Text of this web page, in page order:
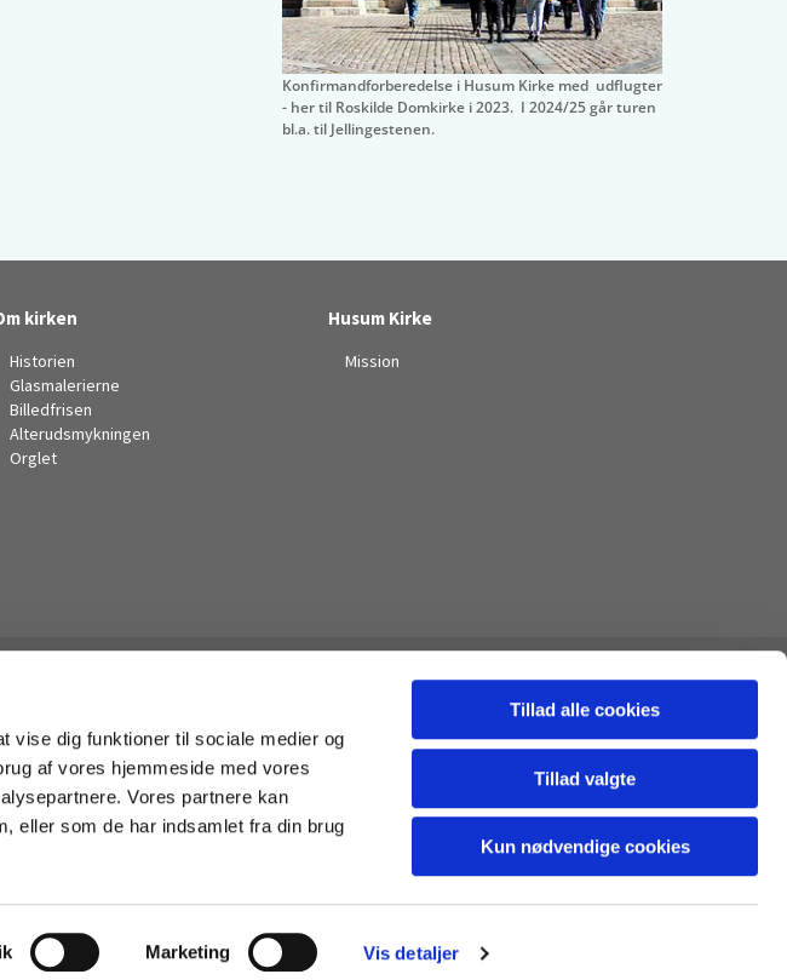
vise dig funktioner til sociale medier og
af vores hjemmeside med vores
Vores partnere kan
eller som de har indsamlet fra din brug
Marketing Vis detaljer
Tillad alle cookies
Tillad valgte
Kun nødvendige cookies
Konfirmandforberedelse i Husum Kirke med udflugter
- her til Roskilde Domkirke i 2023. I 2024/25 går turen
bl.a. til Jellingestenen.
kirken
Historien
Glasmalerierne
Billedfrisen
Alterudsmykningen
Orglet
Husum Kirke
Mission